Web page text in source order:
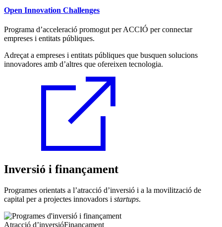
Open Innovation Challenges
Programa d’acceleració promogut per ACCIÓ per connectar
empreses i entitats públiques.
Adreçat a empreses i entitats públiques que busquen solucions
innovadores amb d’altres que ofereixen tecnologia.
Inversió i finançament
Programes orientats a l’atracció d’inversió i a la movilització de
capital per a projectes innovadors i startups.
Atracció d’inversióFinançament